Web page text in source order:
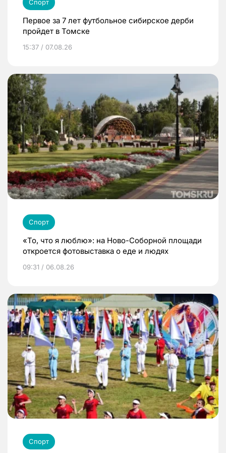
Спорт
Первое за 7 лет футбольное сибирское дерби
пройдет в Томске
15:37 / 07.08.26
Спорт
«То, что я люблю»: на Ново-Соборной площади
откроется фотовыставка о еде и людях
09:31 / 06.08.26
Спорт